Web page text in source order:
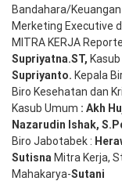
Bandahara/Keuangan
Merketing Executive
MITRA KERJA
Supriyatna.ST,
Supriyanto. Kepala
Biro Kesehatan dan
Kasub Umum : Akh
Nazarudin Ishak,
Biro Jabotabek :
Sutisna Mitra Kerja,
Mahakarya-Sutani